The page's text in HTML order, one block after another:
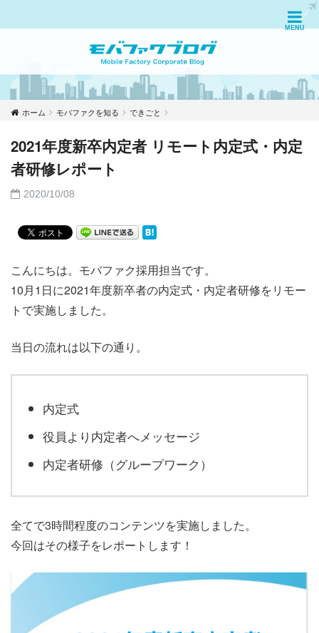
ホーム モバファクを知る できごと
2021年度新卒内定者 リモート内定式・内定
者研修レポート
2020/10/08
こんにちは。モバファク採用担当です。
10月1日に2021年度新卒者の内定式・内定者研修をリモー
トで実施しました。
当日の流れは以下の通り。
内定式
役員より内定者へメッセージ
内定者研修（グループワーク）
全てで3時間程度のコンテンツを実施しました。
今回はその様子をレポートします！